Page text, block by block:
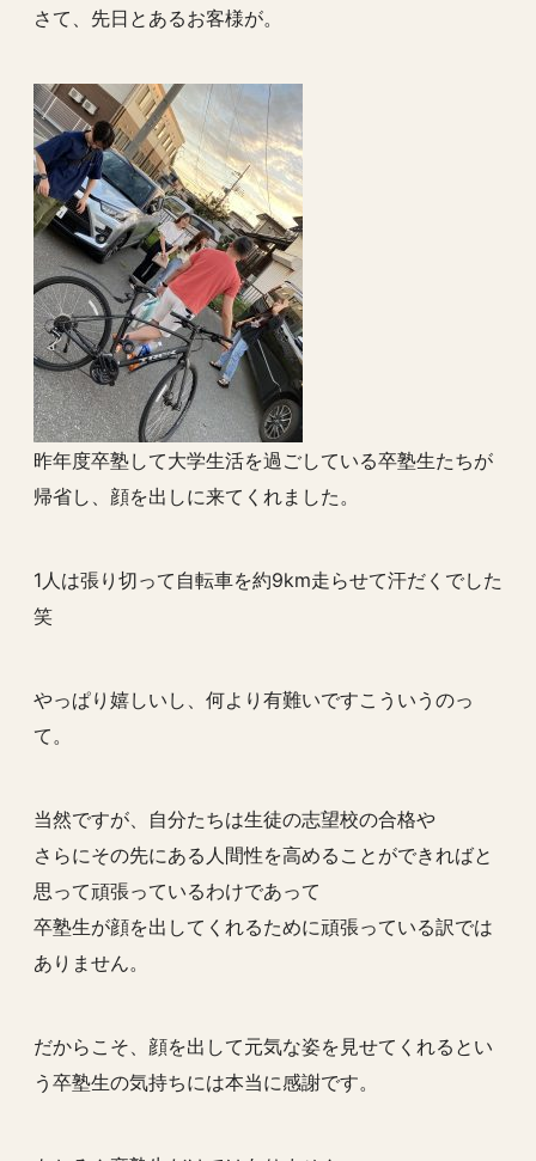
さて、先日とあるお客様が。
昨年度卒塾して大学生活を過ごしている卒塾生たちが
帰省し、顔を出しに来てくれました。
1人は張り切って自転車を約9km走らせて汗だくでした
笑
やっぱり嬉しいし、何より有難いですこういうのっ
て。
当然ですが、自分たちは生徒の志望校の合格や
さらにその先にある人間性を高めることができればと
思って頑張っているわけであって
卒塾生が顔を出してくれるために頑張っている訳では
ありません。
だからこそ、顔を出して元気な姿を見せてくれるとい
う卒塾生の気持ちには本当に感謝です。